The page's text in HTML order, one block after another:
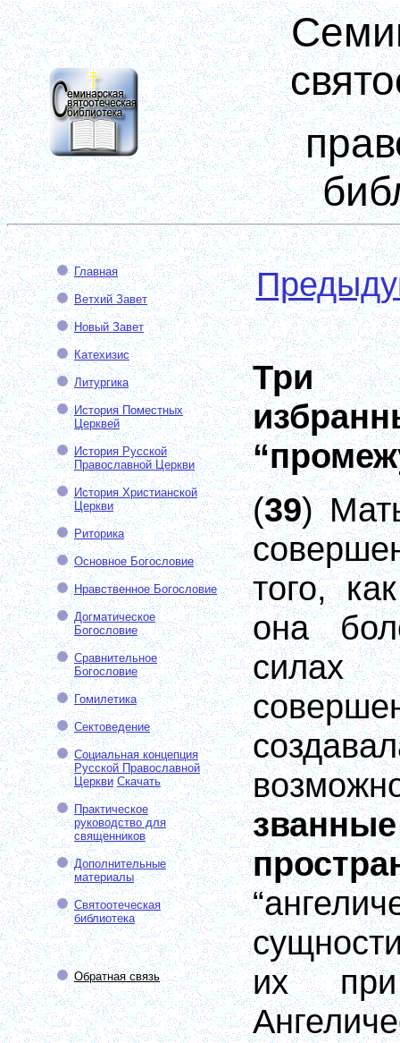
Главная
Ветхий Завет
Новый Завет
Катехизис
Литургика
История Поместных
Церквей
История Русской
Православной Церкви
История Христианской
Церкви
Риторика
Основное Богословие
Нравственное Богословие
Догматическое
Богословие
Сравнительное
Богословие
Гомилетика
Сектоведение
Социальная концепция
Русской Православной
Церкви Скачать
Практическое
руководство для
священников
Дополнительные
материалы
Святоотеческая
библиотека
Обратная связь
Три
(39)
того,
она
силах
званные
их